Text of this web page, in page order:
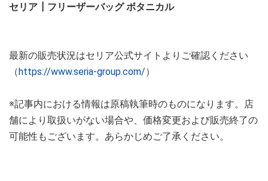
セリア┃フリーザーバッグ ボタニカル
最新の販売状況はセリア公式サイトよりご確認ください
（https://www.seria-group.com/）
※記事内における情報は原稿執筆時のものになります。店
舗により取扱いがない場合や、価格変更および販売終了の
可能性もございます。あらかじめご了承ください。